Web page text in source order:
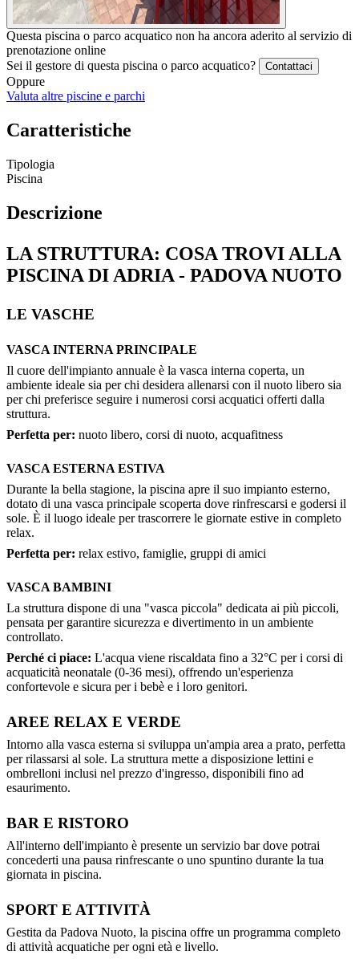
Questa piscina o parco acquatico non ha ancora aderito al servizio di
prenotazione online
Sei il gestore di questa piscina o parco acquatico?
Contattaci
Oppure
Valuta altre piscine e parchi
Caratteristiche
Tipologia
Piscina
Descrizione
LA STRUTTURA: COSA TROVI ALLA
PISCINA DI ADRIA - PADOVA NUOTO
LE VASCHE
VASCA INTERNA PRINCIPALE
Il cuore dell'impianto annuale è la vasca interna coperta, un
ambiente ideale sia per chi desidera allenarsi con il nuoto libero sia
per chi preferisce seguire i numerosi corsi acquatici offerti dalla
struttura.
Perfetta per: nuoto libero, corsi di nuoto, acquafitness
VASCA ESTERNA ESTIVA
Durante la bella stagione, la piscina apre il suo impianto esterno,
dotato di una vasca principale scoperta dove rinfrescarsi e godersi il
sole. È il luogo ideale per trascorrere le giornate estive in completo
relax.
Perfetta per: relax estivo, famiglie, gruppi di amici
VASCA BAMBINI
La struttura dispone di una "vasca piccola" dedicata ai più piccoli,
pensata per garantire sicurezza e divertimento in un ambiente
controllato.
Perché ci piace: L'acqua viene riscaldata fino a 32°C per i corsi di
acquaticità neonatale (0-36 mesi), offrendo un'esperienza
confortevole e sicura per i bebè e i loro genitori.
AREE RELAX E VERDE
Intorno alla vasca esterna si sviluppa un'ampia area a prato, perfetta
per rilassarsi al sole. La struttura mette a disposizione lettini e
ombrelloni inclusi nel prezzo d'ingresso, disponibili fino ad
esaurimento.
BAR E RISTORO
All'interno dell'impianto è presente un servizio bar dove potrai
concederti una pausa rinfrescante o uno spuntino durante la tua
giornata in piscina.
SPORT E ATTIVITÀ
Gestita da Padova Nuoto, la piscina offre un programma completo
di attività acquatiche per ogni età e livello.